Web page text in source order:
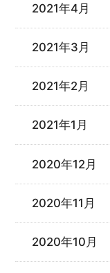
2021年4月
2021年3月
2021年2月
2021年1月
2020年12月
2020年11月
2020年10月